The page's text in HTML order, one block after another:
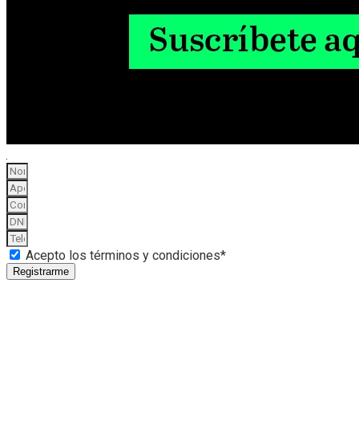
Acepto los términos y condiciones*
Registrarme